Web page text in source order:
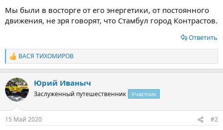
Мы были в восторге от его энергетики, от постоянного
движения, не зря говорят, что Стамбул город Контрастов.
Ответить
Р
е
к
ц
и
ВАСЯ ТИХОМИРОВ
Юрий Иваныч
Заслуженный путешественник Участник
15 Май 2020 #2